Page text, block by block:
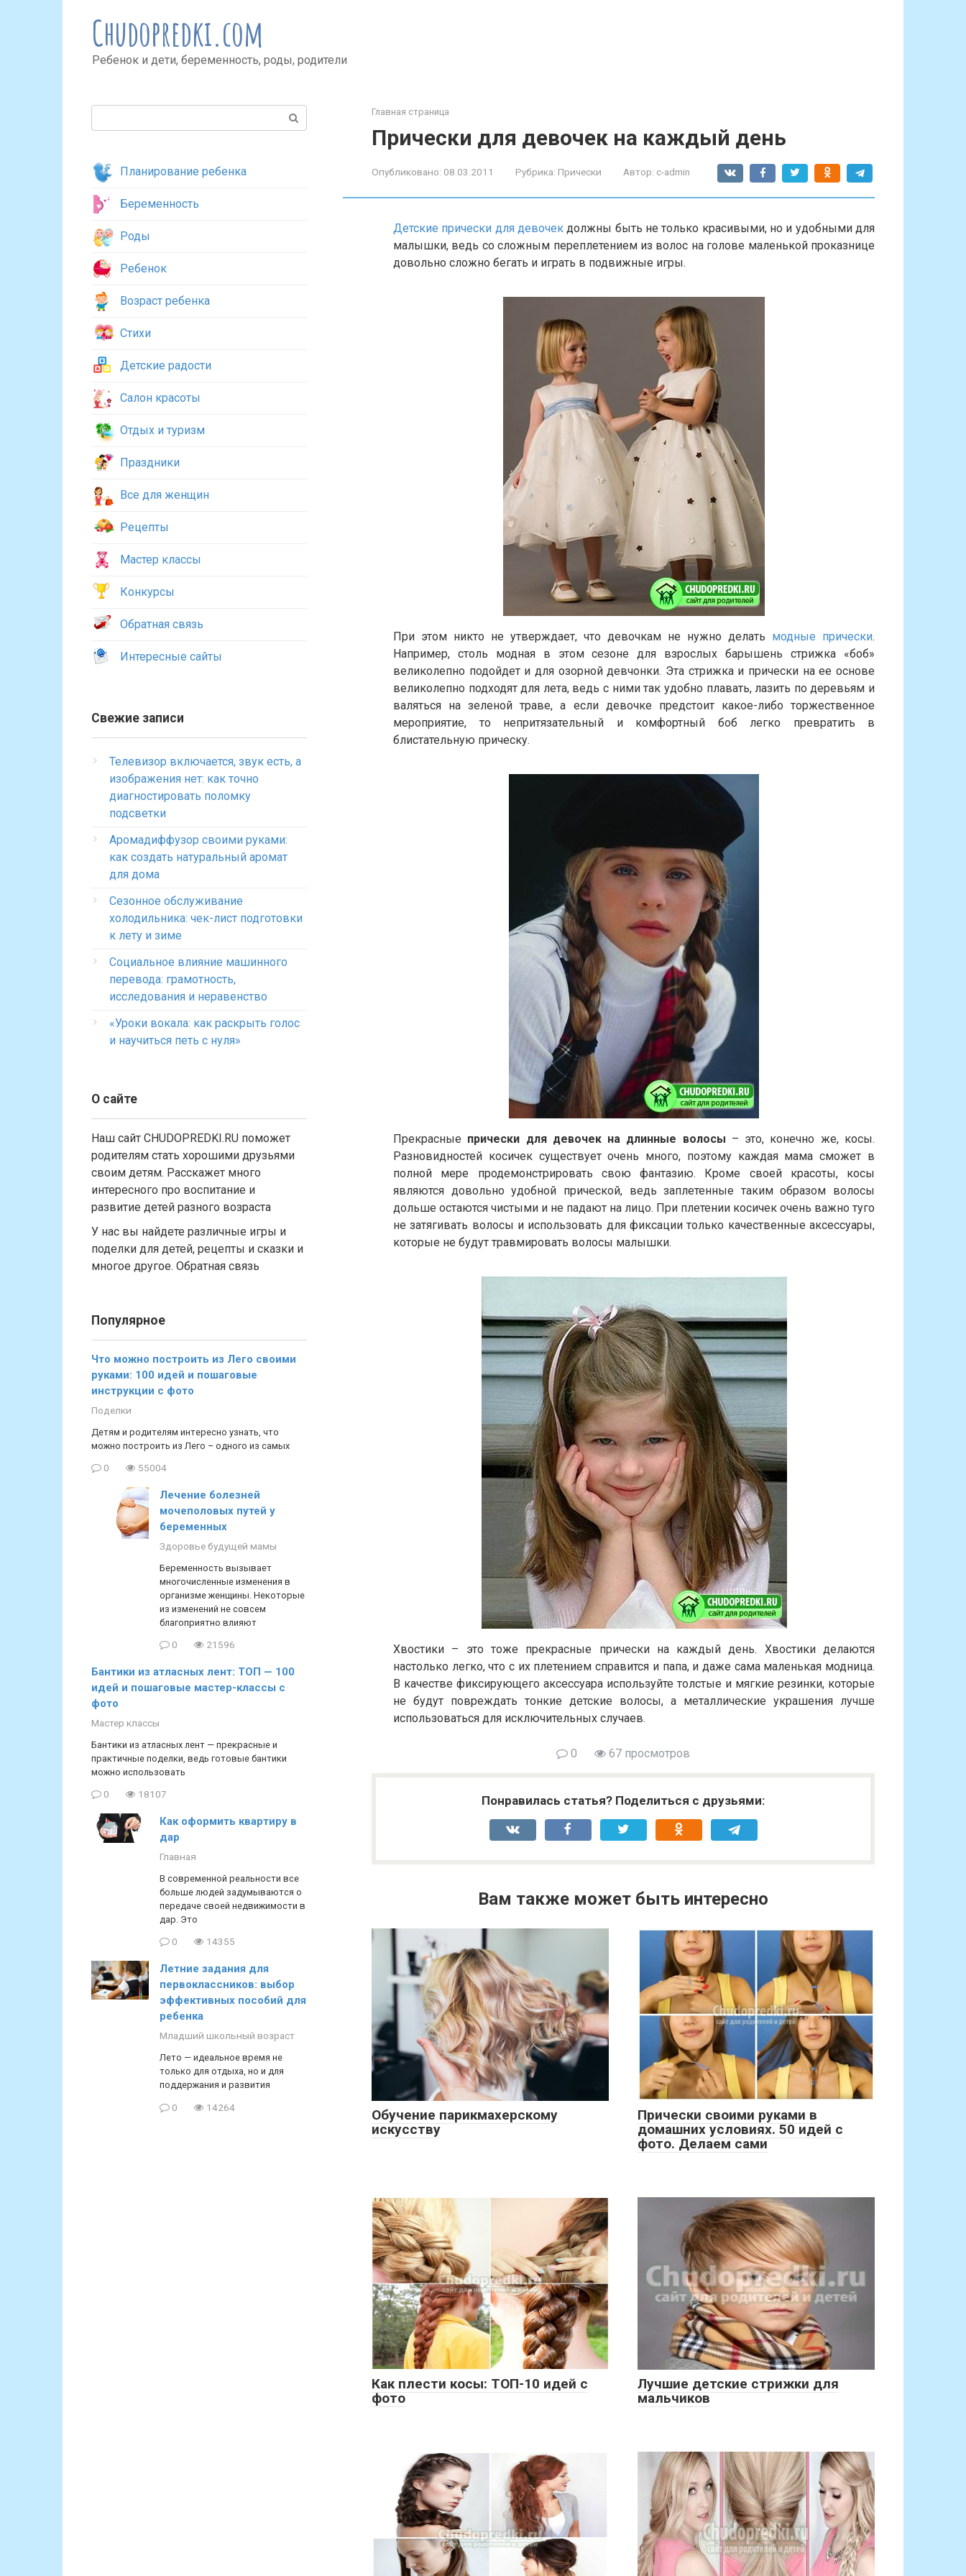
Chudopredki.com
Ребенок и дети, беременность, роды, родители
Главная страница
Прически для девочек на каждый день
Опубликовано: 08.03.2011 Рубрика: Прически Автор: c-admin
Детские прически для девочек должны быть не только красивыми, но и удобными для
малышки, ведь со сложным переплетением из волос на голове маленькой проказнице
довольно сложно бегать и играть в подвижные игры.
При этом никто не утверждает, что девочкам не нужно делать модные прически.
Например, столь модная в этом сезоне для взрослых барышень стрижка «боб»
великолепно подойдет и для озорной девчонки. Эта стрижка и прически на ее основе
великолепно подходят для лета, ведь с ними так удобно плавать, лазить по деревьям и
валяться на зеленой траве, а если девочке предстоит какое-либо торжественное
мероприятие, то непритязательный и комфортный боб легко превратить в
блистательную прическу.
Прекрасные прически для девочек на длинные волосы – это, конечно же, косы.
Разновидностей косичек существует очень много, поэтому каждая мама сможет в
полной мере продемонстрировать свою фантазию. Кроме своей красоты, косы
являются довольно удобной прической, ведь заплетенные таким образом волосы
дольше остаются чистыми и не падают на лицо. При плетении косичек очень важно туго
не затягивать волосы и использовать для фиксации только качественные аксессуары,
которые не будут травмировать волосы малышки.
Хвостики – это тоже прекрасные прически на каждый день. Хвостики делаются
настолько легко, что с их плетением справится и папа, и даже сама маленькая модница.
В качестве фиксирующего аксессуара используйте толстые и мягкие резинки, которые
не будут повреждать тонкие детские волосы, а металлические украшения лучше
использоваться для исключительных случаев.
0 67 просмотров
Понравилась статья? Поделиться с друзьями:
Вам также может быть интересно
Обучение парикмахерскому
искусству
Прически своими руками в
домашних условиях. 50 идей с
фото. Делаем сами
Как плести косы: ТОП-10 идей с
фото
Лучшие детские стрижки для
мальчиков
Планирование ребенка
Беременность
Роды
Ребенок
Возраст ребенка
Стихи
Детские радости
Салон красоты
Отдых и туризм
Праздники
Все для женщин
Рецепты
Мастер классы
Конкурсы
Обратная связь
Интересные сайты
Свежие записи
Телевизор включается, звук есть, а
изображения нет: как точно
диагностировать поломку
подсветки
Аромадиффузор своими руками:
как создать натуральный аромат
для дома
Сезонное обслуживание
холодильника: чек-лист подготовки
к лету и зиме
Социальное влияние машинного
перевода: грамотность,
исследования и неравенство
«Уроки вокала: как раскрыть голос
и научиться петь с нуля»
О сайте
Наш сайт CHUDOPREDKI.RU поможет
родителям стать хорошими друзьями
своим детям. Расскажет много
интересного про воспитание и
развитие детей разного возраста
У нас вы найдете различные игры и
поделки для детей, рецепты и сказки и
многое другое. Обратная связь
Популярное
Что можно построить из Лего своими
руками: 100 идей и пошаговые
инструкции с фото
Поделки
Детям и родителям интересно узнать, что
можно построить из Лего – одного из самых
0 55004
Лечение болезней
мочеполовых путей у
беременных
Здоровье будущей мамы
Беременность вызывает
многочисленные изменения в
организме женщины. Некоторые
из изменений не совсем
благоприятно влияют
0 21596
Бантики из атласных лент: ТОП — 100
идей и пошаговые мастер-классы с
фото
Мастер классы
Бантики из атласных лент — прекрасные и
практичные поделки, ведь готовые бантики
можно использовать
0 18107
Как оформить квартиру в
дар
Главная
В современной реальности все
больше людей задумываются о
передаче своей недвижимости в
дар. Это
0 14355
Летние задания для
первоклассников: выбор
эффективных пособий для
ребенка
Младший школьный возраст
Лето — идеальное время не
только для отдыха, но и для
поддержания и развития
0 14264